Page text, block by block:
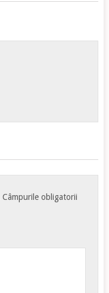
Câmpurile obligatorii